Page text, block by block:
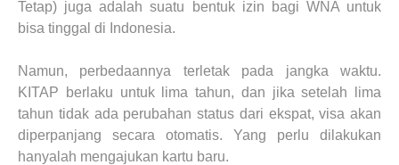
Tetap) juga adalah suatu bentuk izin bagi WNA untuk
bisa tinggal di Indonesia.
Namun, perbedaannya terletak pada jangka waktu.
KITAP berlaku untuk lima tahun, dan jika setelah lima
tahun tidak ada perubahan status dari ekspat, visa akan
diperpanjang secara otomatis. Yang perlu dilakukan
hanyalah mengajukan kartu baru.